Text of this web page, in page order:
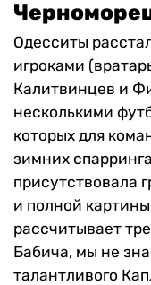
Одесситы
игроками
Калитвинцев и
несколькими
которых для
зимних
присутствовала
и полной картины
рассчитывает
Бабича, мы не
талантливого